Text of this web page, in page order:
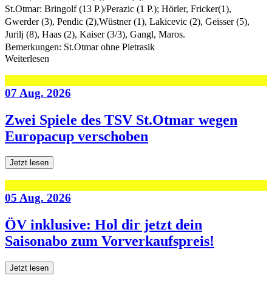
St.Otmar: Bringolf (13 P.)/Perazic (1 P.); Hörler, Fricker(1),
Gwerder (3), Pendic (2),Wüstner (1), Lakicevic (2), Geisser (5),
Jurilj (8), Haas (2), Kaiser (3/3), Gangl, Maros.
Bemerkungen: St.Otmar ohne Pietrasik
Weiterlesen
07 Aug. 2026
Zwei Spiele des TSV St.Otmar wegen
Europacup verschoben
Jetzt lesen
05 Aug. 2026
ÖV inklusive: Hol dir jetzt dein
Saisonabo zum Vorverkaufspreis!
Jetzt lesen